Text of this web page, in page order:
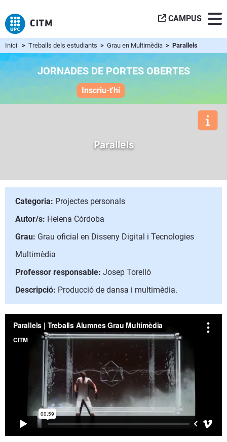
CAMPUS
Inici > Treballs dels estudiants > Grau en Multimèdia > Parallels
JORNADES DE PORTES OBERTES
Inscriu-t'hi
Parallels
Categoria: Projectes personals
Autor/s: Helena Córdoba
Grau: Grau oficial en Disseny Digital i Tecnologies
Multimèdia
Professor responsable: Josep Torelló
Descripció: Producció de dansa i multimèdia.